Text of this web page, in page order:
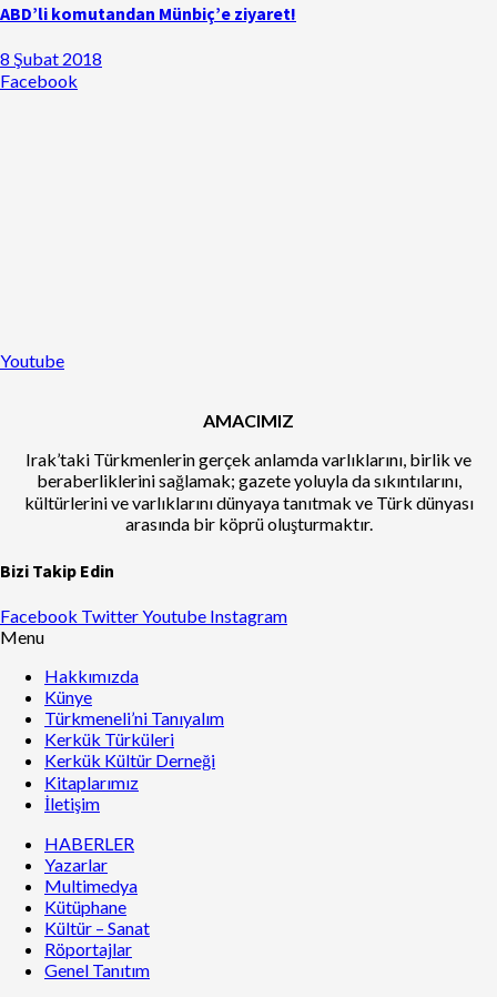
ABD’li komutandan Münbiç’e ziyaret!
8 Şubat 2018
Facebook
Youtube
AMACIMIZ
Irak’taki Türkmenlerin gerçek anlamda varlıklarını, birlik ve
beraberliklerini sağlamak; gazete yoluyla da sıkıntılarını,
kültürlerini ve varlıklarını dünyaya tanıtmak ve Türk dünyası
arasında bir köprü oluşturmaktır.
Bizi Takip Edin
Facebook TwitterYoutube Instagram
Menu
Hakkımızda
Künye
Türkmeneli’ni Tanıyalım
Kerkük Türküleri
Kerkük Kültür Derneği
Kitaplarımız
İletişim
HABERLER
Yazarlar
Multimedya
Kütüphane
Kültür – Sanat
Röportajlar
Genel Tanıtım